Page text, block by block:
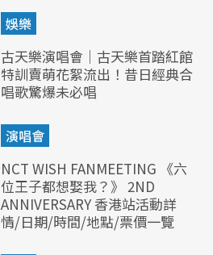
娛樂
古天樂演唱會｜古天樂首踏紅館
特訓賣萌花絮流出！昔日經典合
唱歌驚爆未必唱
演唱會
NCT WISH FANMEETING 《六
位王子都想娶我？》 2ND
ANNIVERSARY 香港站活動詳
情/日期/時間/地點/票價一覽